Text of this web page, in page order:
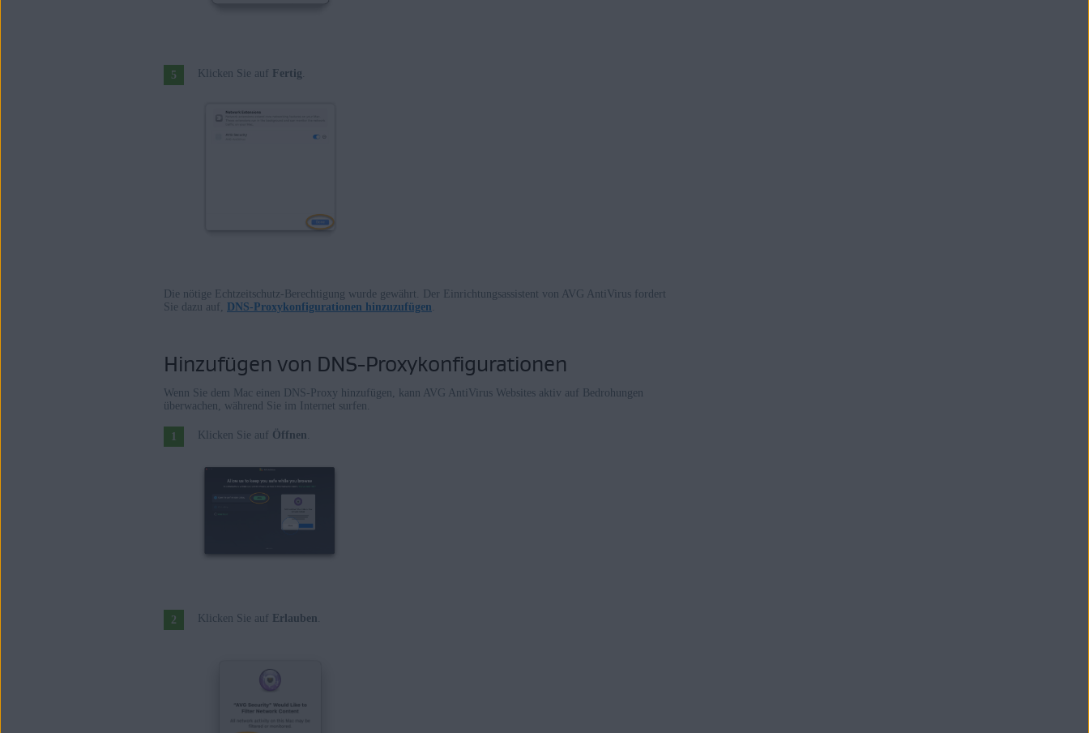
Klicken Sie auf Fertig
Die nötige Echtzeitschutz-Berechtigung wurde gewährt. Der Einrichtungsassistent von AVG AntiVirus fordert
Sie dazu auf,
DNS-Proxykonfigurationen hinzuzufügen
Hinzufügen von DNS-Proxykonfigurationen
Wenn Sie dem Mac einen DNS-Proxy hinzufügen, kann AVG AntiVirus Websites aktiv auf Bedrohungen
überwachen, während Sie im Internet surfen.
Klicken Sie auf Öffnen
Klicken Sie auf Erlauben.